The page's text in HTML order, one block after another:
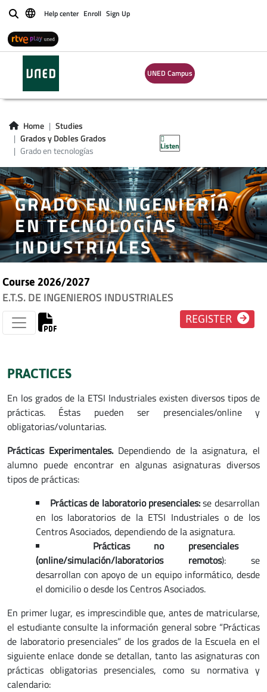
BuscarHelp center Enroll Sign Up
UNED Campus
Home
Studies
Grados y Dobles Grados
Grado en tecnologías
Listen
GRADO EN INGENIERÍA
EN TECNOLOGÍAS
INDUSTRIALES
Course 2026/2027
E.T.S. DE INGENIEROS INDUSTRIALES
REGISTER
PRACTICES
En los grados de la ETSI Industriales existen diversos tipos de
prácticas. Éstas pueden ser presenciales/online y
obligatorias/voluntarias.
Prácticas Experimentales. Dependiendo de la asignatura, el
alumno puede encontrar en algunas asignaturas diversos
tipos de prácticas:
Prácticas de laboratorio presenciales:se desarrollan
en los laboratorios de la ETSI Industriales o de los
Centros Asociados, dependiendo de la asignatura.
Prácticas no presenciales
(online/simulación/laboratorios remotos): se
desarrollan con apoyo de un equipo informático, desde
el domicilio o desde los Centros Asociados.
En primer lugar, es imprescindible que, antes de matricularse,
el estudiante consulte la información general sobre “Prácticas
de laboratorio presenciales” de los grados de la Escuela en el
siguiente enlace donde se detallan, tanto las asignaturas con
prácticas obligatorias presenciales, como su normativa y
calendario: